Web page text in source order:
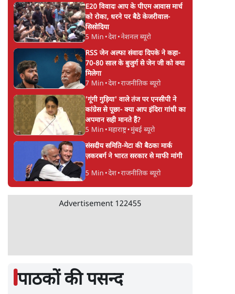
E20 विवादः आप के पीएम आवास मार्च
को रोका, धरने पर बैठे केजरीवाल-
सिसोदिया
5 Min •देश•नेशनल ब्यूरो
RSS जेन अल्फा संवादः दिपके ने कहा-
70-80 साल के बुजुर्ग से जेन जी को क्या
मिलेगा
7 Min •देश•राजनीतिक ब्यूरो
'गूंगी गुड़िया' वाले तंज पर एनसीपी ने
कांग्रेस से पूछा- क्या आप इंदिरा गांधी का
अपमान सही मानते हैं?
5 Min •महाराष्ट्र•मुंबई ब्यूरो
संसदीय समिति-मेटा की बैठकः मार्क
ज़करबर्ग ने भारत सरकार से माफी मांगी
5 Min •देश•राजनीतिक ब्यूरो
Advertisement 122455
पाठकों की पसन्द